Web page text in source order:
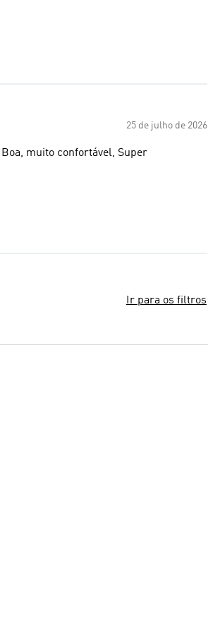
25 de julho de 2026
muito confortável, Super
Ir para os filtros